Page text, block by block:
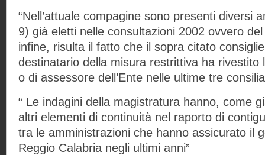
“Nell’attuale compagine sono presenti diversi
9) già eletti nelle consultazioni 2002 ovvero
infine, risulta il fatto che il sopra citato
destinatario della misura restrittiva ha rivestito
o di assessore dell’Ente nelle ultime tre
“ Le indagini della magistratura hanno, come
altri elementi di continuità nel raporto di
tra le amministrazioni che hanno assicurato il
Reggio Calabria negli ultimi anni”